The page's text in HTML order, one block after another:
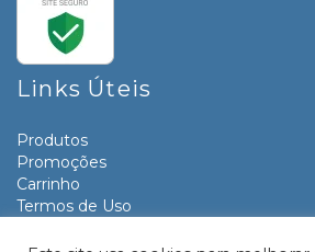
Links Úteis
Produtos
Promoções
Carrinho
Termos de Uso